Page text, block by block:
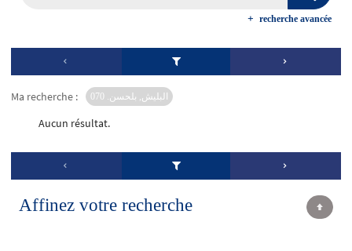
recherche avancée
Ma recherche : البليش, بلحسن. 070
Aucun résultat.
Affinez votre recherche